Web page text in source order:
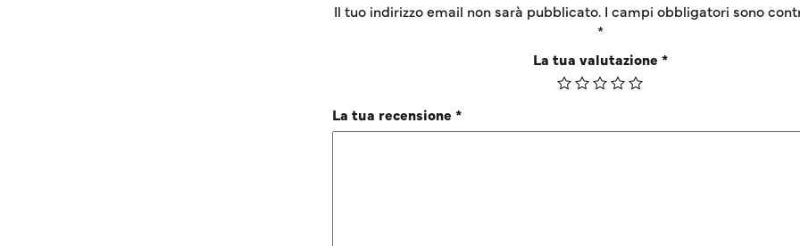
Il tuo indirizzo email non sarà pubblicato. I campi obbligatori sono
*
La tua valutazione *
La tua recensione *